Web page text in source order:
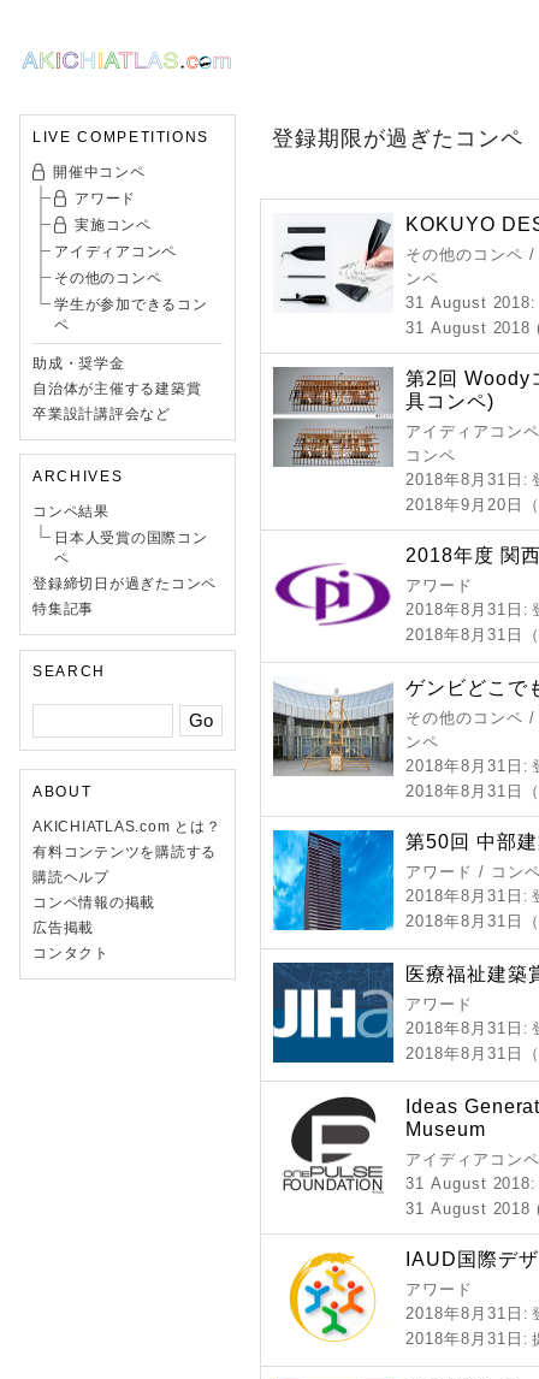
LIVE COMPETITIONS
開催中コンペ
アワード
実施コンペ
アイディアコンペ
その他のコンペ
学生が参加できるコン
ペ
助成・奨学金
自治体が主催する建築賞
卒業設計講評会など
ARCHIVES
コンペ結果
日本人受賞の国際コン
ペ
登録締切日が過ぎたコンペ
特集記事
SEARCH
ABOUT
AKICHIATLAS.com とは？
有料コンテンツを購読する
購読ヘルプ
コンペ情報の掲載
広告掲載
コンタクト
登録期限が過ぎたコンペ
KOKUYO
その他のコンペ
ンペ
31 August 2018:
31 August 2018
第2回 Woody
具コンペ)
アイディアコン
コンペ
2018年8月31日 :
2018年9月20日
2018年度 関
アワード
2018年8月31日 :
2018年8月31日
ゲンビどこで
その他のコンペ
ンペ
2018年8月31日 :
2018年8月31日
第50回 中部
アワード / コン
2018年8月31日 :
2018年8月31日
医療福祉建築
アワード
2018年8月31日 :
2018年8月31日
Ideas
Museum
アイディアコン
31 August 2018:
31 August
IAUD国際デ
アワード
2018年8月31日 :
2018年8月31日 :